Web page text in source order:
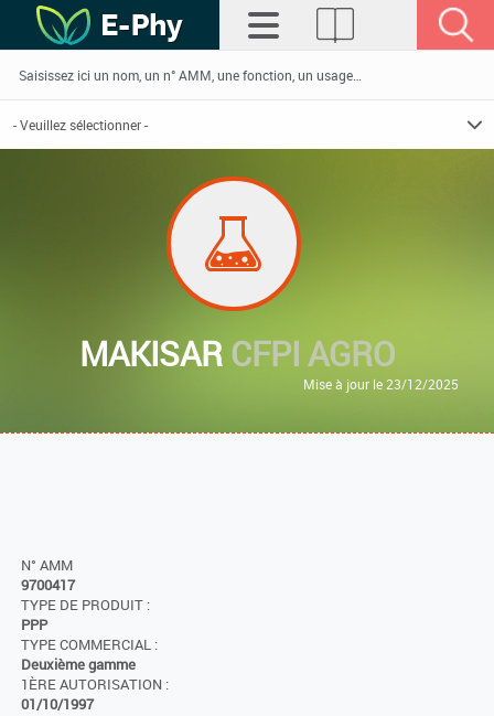
MAKISARCFPI AGRO
Mise à jour le 23/12/2025
N° AMM
9700417
TYPE DE PRODUIT :
PPP
TYPE COMMERCIAL :
Deuxième gamme
1ÈRE AUTORISATION :
01/10/1997